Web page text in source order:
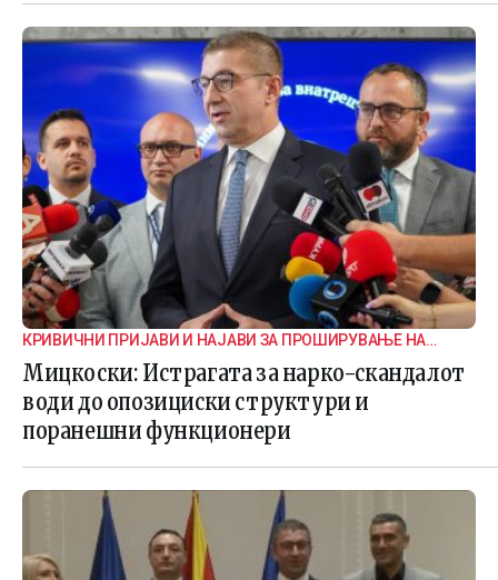
КРИВИЧНИ ПРИЈАВИ И НАЈАВИ ЗА ПРОШИРУВАЊЕ НА
ИСТРАГАТА
Мицкоски: Истрагата за нарко-скандалот
води до опозициски структури и
поранешни функционери